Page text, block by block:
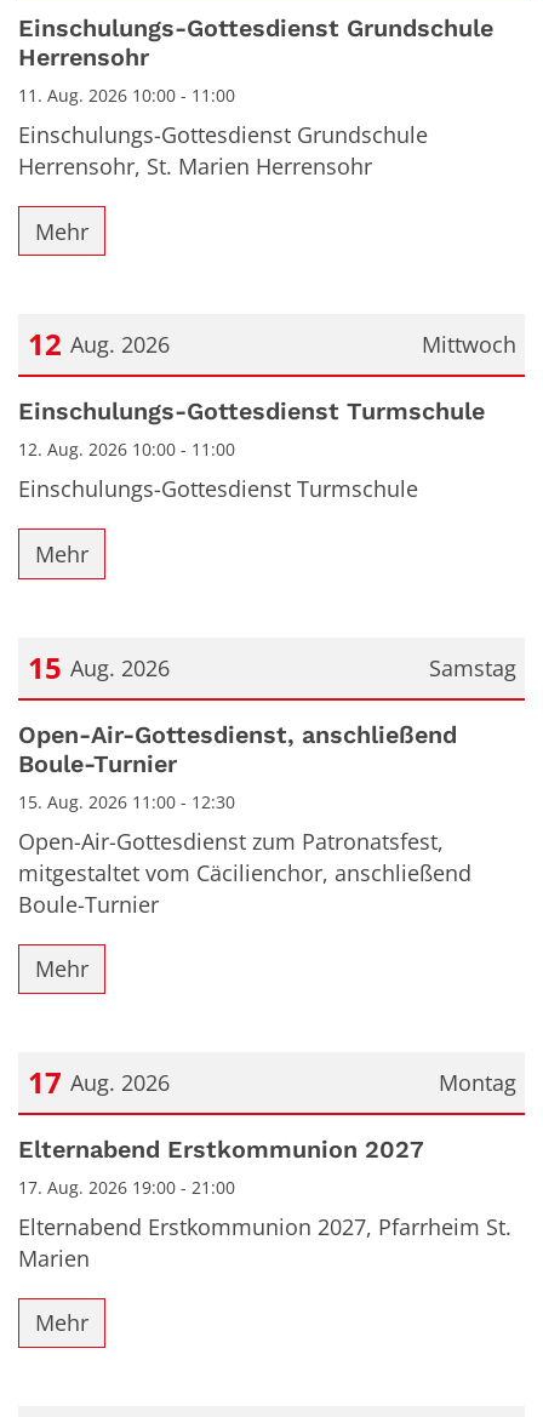
Datum: 11. August 2026
Einschulungs-Gottesdienst Grundschule
Herrensohr
11. Aug. 2026 10:00 - 11:00
Einschulungs-Gottesdienst Grundschule
Herrensohr, St. Marien Herrensohr
Mehr
Mittwoch
12 Aug. 2026
Datum: 12. August 2026
Einschulungs-Gottesdienst Turmschule
12. Aug. 2026 10:00 - 11:00
Einschulungs-Gottesdienst Turmschule
Mehr
Samstag
15 Aug. 2026
Datum: 15. August 2026
Open-Air-Gottesdienst, anschließend
Boule-Turnier
15. Aug. 2026 11:00 - 12:30
Open-Air-Gottesdienst zum Patronatsfest,
mitgestaltet vom Cäcilienchor, anschließend
Boule-Turnier
Mehr
Montag
17 Aug. 2026
Datum: 17. August 2026
Elternabend Erstkommunion 2027
17. Aug. 2026 19:00 - 21:00
Elternabend Erstkommunion 2027, Pfarrheim St.
Marien
Mehr